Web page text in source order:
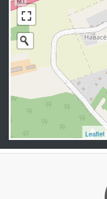
Leaflet